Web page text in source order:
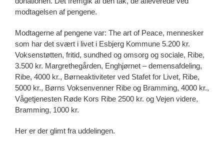
modtagelsen af pengene.
Modtagerne af pengene var: The art of Peace, mennesker
som har det svært i livet i Esbjerg Kommune 5.200 kr.
Voksenstøtten, fritid, sundhed og omsorg og sociale, Ribe,
3.500 kr. Margrethegården, Enghjørnet – demensafdeling,
Ribe, 4000 kr., Børneaktiviteter ved Stafet for Livet, Ribe,
5000 kr., Børns Voksenvenner Ribe og Bramming, 4000 kr.,
Vågetjenesten Røde Kors Ribe 2500 kr. og Vejen videre,
Bramming, 1000 kr.
Her er der glimt fra uddelingen.